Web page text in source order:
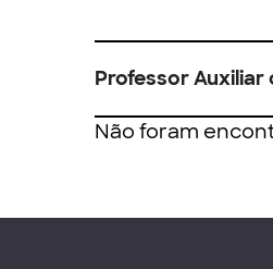
Professor
Não foram